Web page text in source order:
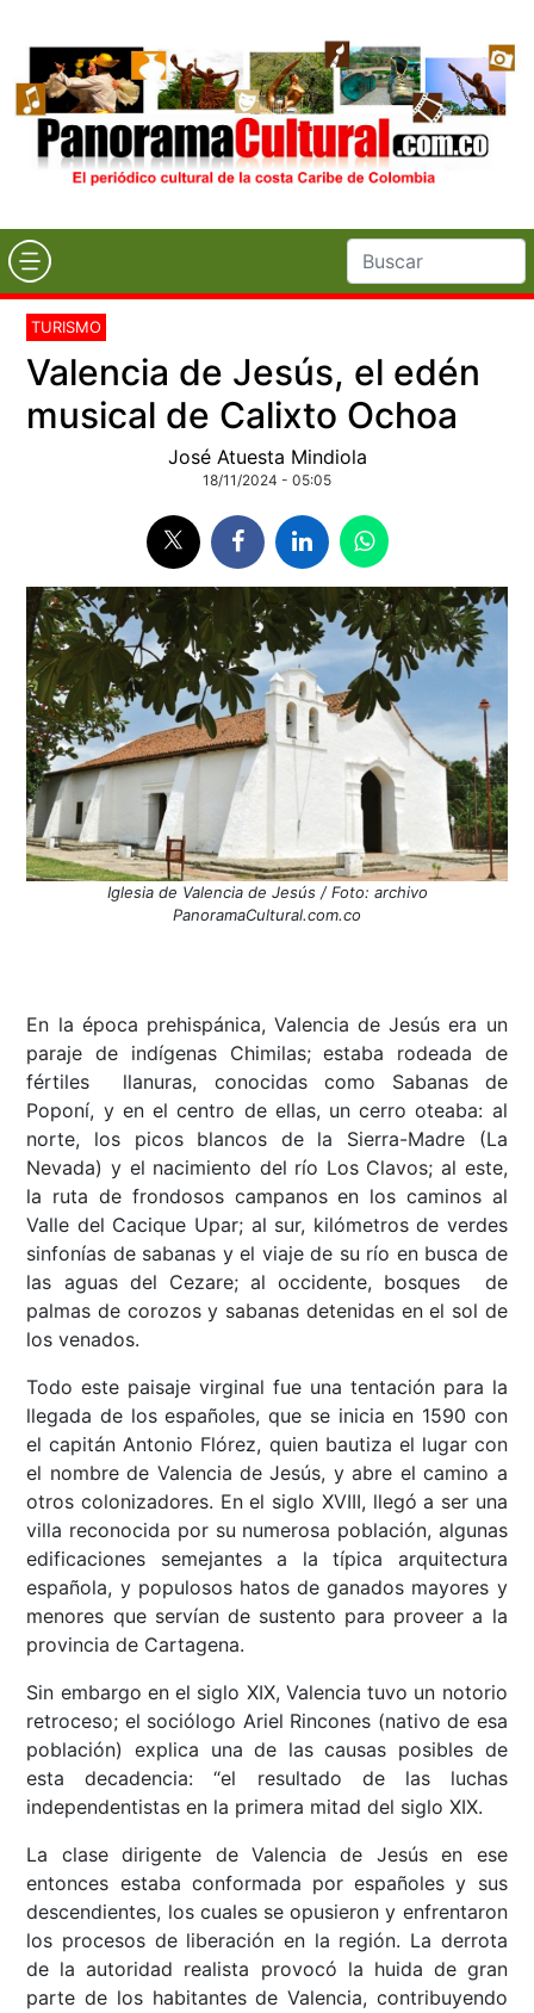
TURISMO
Valencia de Jesús, el edén
musical de Calixto Ochoa
José Atuesta Mindiola
18/11/2024 - 05:05
Iglesia de Valencia de Jesús / Foto: archivo
PanoramaCultural.com.co
En la época prehispánica, Valencia de Jesús era un
paraje de indígenas Chimilas; estaba rodeada de
fértiles llanuras, conocidas como Sabanas de
Poponí, y en el centro de ellas, un cerro oteaba: al
norte, los picos blancos de la Sierra-Madre (La
Nevada) y el nacimiento del río Los Clavos; al este,
la ruta de frondosos campanos en los caminos al
Valle del Cacique Upar; al sur, kilómetros de verdes
sinfonías de sabanas y el viaje de su río en busca de
las aguas del Cezare; al occidente, bosques de
palmas de corozos y sabanas detenidas en el sol de
los venados.
Todo este paisaje virginal fue una tentación para la
llegada de los españoles, que se inicia en 1590 con
el capitán Antonio Flórez, quien bautiza el lugar con
el nombre de Valencia de Jesús, y abre el camino a
otros colonizadores. En el siglo XVIII, llegó a ser una
villa reconocida por su numerosa población, algunas
edificaciones semejantes a la típica arquitectura
española, y populosos hatos de ganados mayores y
menores que servían de sustento para proveer a la
provincia de Cartagena.
Sin embargo en el siglo XIX, Valencia tuvo un notorio
retroceso; el sociólogo Ariel Rincones (nativo de esa
población) explica una de las causas posibles de
esta decadencia: “el resultado de las luchas
independentistas en la primera mitad del siglo XIX.
La clase dirigente de Valencia de Jesús en ese
entonces estaba conformada por españoles y sus
descendientes, los cuales se opusieron y enfrentaron
los procesos de liberación en la región. La derrota
de la autoridad realista provocó la huida de gran
parte de los habitantes de Valencia, contribuyendo